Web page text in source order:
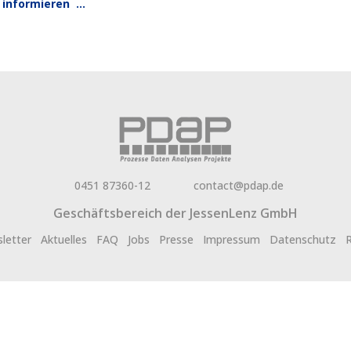
informieren …
0451 87360-12 contact@pdap.de
Geschäftsbereich der JessenLenz GmbH
Aktuelles FAQ Jobs Presse Impressum Datenschutz